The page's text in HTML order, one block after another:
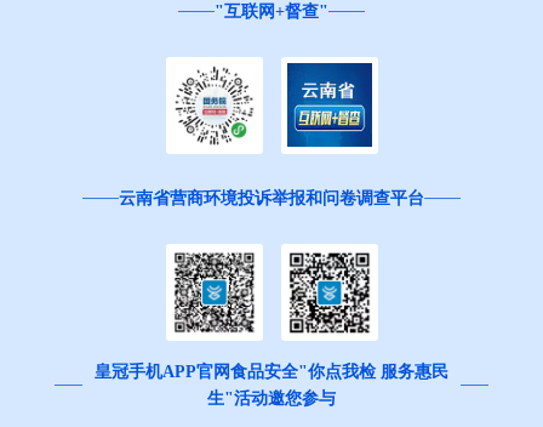
"互联网+督查"
云南省营商环境投诉举报和问卷调查平台
皇冠手机APP官网食品安全"你点我检 服务惠民
生"活动邀您参与